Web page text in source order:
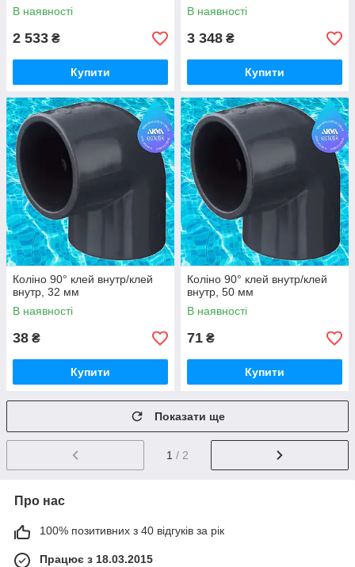
В наявності
2 533 ₴
Купити
В наявності
3 348 ₴
Купити
Коліно 90° клей внутр/клей
внутр, 32 мм
В наявності
38 ₴
Купити
Коліно 90° клей внутр/клей
внутр, 50 мм
В наявності
71 ₴
Купити
Показати ще
1 / 2
Про нас
100% позитивних з 40 відгуків за рік
Працює з 18.03.2015